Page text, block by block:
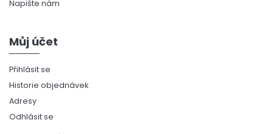
Napište nám
Můj účet
Přihlásit se
Historie objednávek
Adresy
Odhlásit se